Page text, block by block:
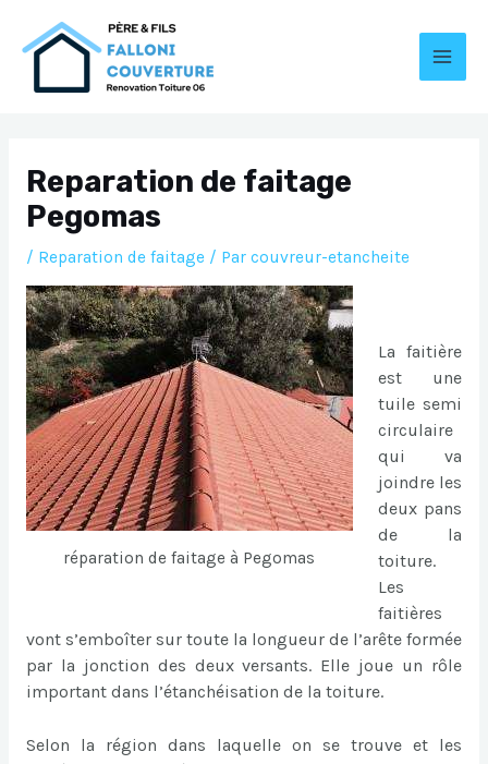
Reparation de faitage
Pegomas
/ Reparation de faitage/ Par couvreur-etancheite
réparation de faitage à Pegomas
La faitière
est une
tuile semi
circulaire
qui va
joindre les
deux pans
de la
toiture.
Les
faitières
vont s’emboîter sur toute la longueur de l’arête formée
par la jonction des deux versants. Elle joue un rôle
important dans l’étanchéisation de la toiture.
Selon la région dans laquelle on se trouve et les